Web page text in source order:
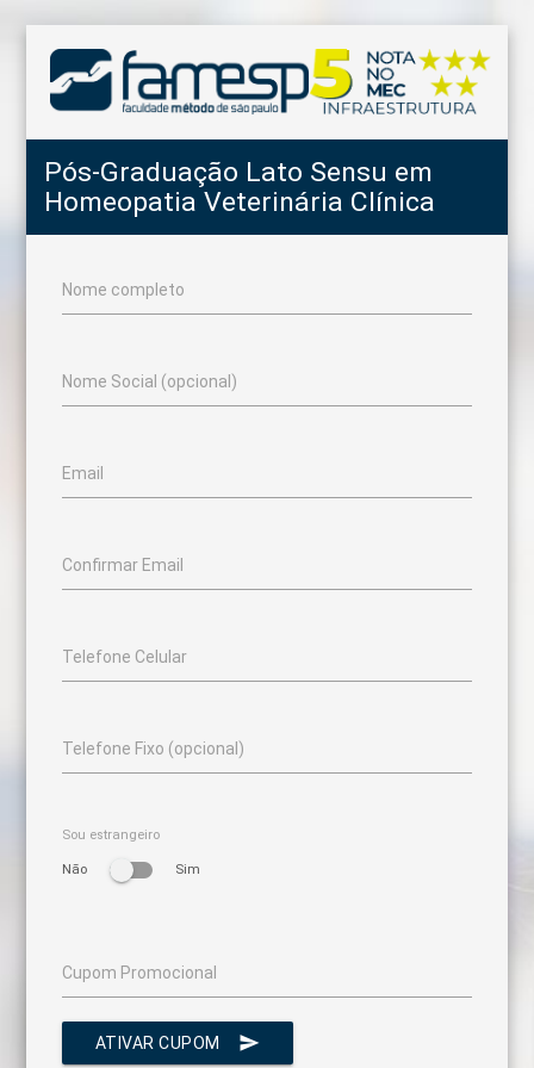
Pós-Graduação Lato Sensu em
Homeopatia Veterinária Clínica
Nome completo
Nome Social (opcional)
Email
Confirmar Email
Telefone Celular
Telefone Fixo (opcional)
Sou estrangeiro
Não Sim
Cupom Promocional
ATIVAR CUPOM send